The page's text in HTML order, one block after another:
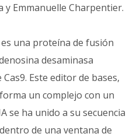
y Emmanuelle Charpentier.
una proteína de fusión
desaminasa
Este editor de bases,
un complejo con un
se ha unido a su secuencia
de una ventana de